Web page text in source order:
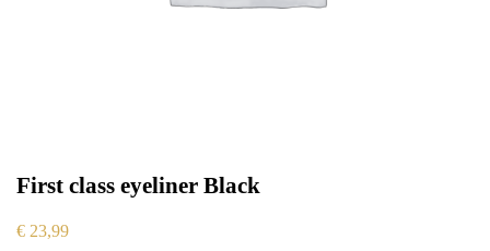
First class eyeliner Black
€ 23,99